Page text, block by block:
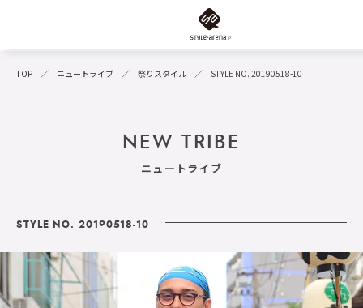
TOP ニュートライブ 祭りスタイル STYLE NO. 20190518-10
NEW TRIBE
ニュートライブ
STYLE NO. 20190518-10